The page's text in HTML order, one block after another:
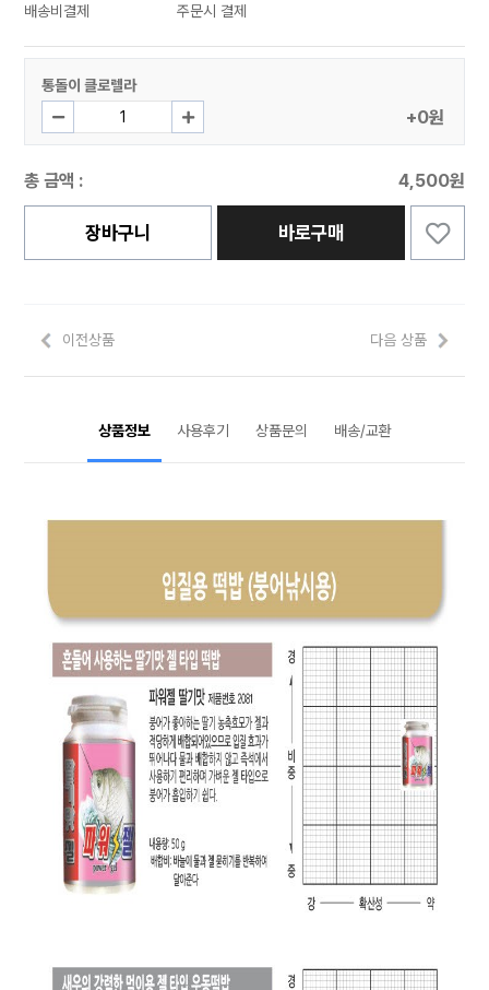
배송비결제 주문시 결제
통돌이 클로렐라
+0원
총 금액 : 4,500원
장바구니 바로구매
이전상품 다음 상품
상품정보 사용후기 상품문의 배송/교환